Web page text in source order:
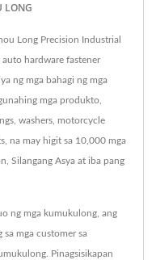
Long Precision Industrial
auto hardware fastener
ng mga bahagi ng mga
mga produkto,
washers, motorcycle
na may higit sa 10,000 mga
Silangang Asya at iba pang
ng mga kumukulong, ang
mga customer sa
Pinagsisikapan